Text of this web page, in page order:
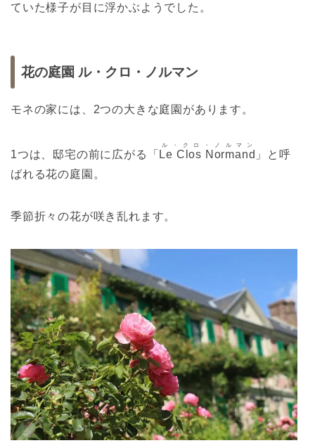
ていた様子が目に浮かぶようでした。
花の庭園 ル・クロ・ノルマン
モネの家には、2つの大きな庭園があります。
1つは、邸宅の前に広がる「 Le Clos Normand
ル・クロ・ノルマン
」と呼
ばれる花の庭園。
季節折々の花が咲き乱れます。
ホーム